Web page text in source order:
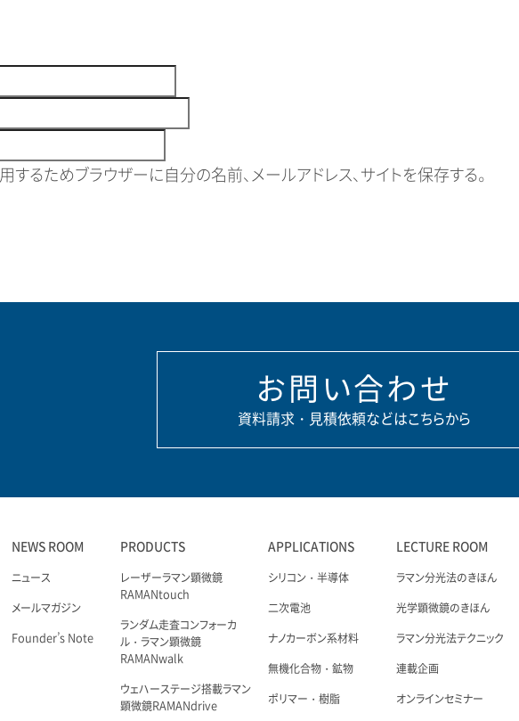
するためブラウザーに自分の名前、メールアドレス、サイトを保存する。
お問い合わせ
資料請求・見積依頼などはこちらから
NEWS ROOM
ニュース
メールマガジン
Founder’s Note
PRODUCTS
レーザーラマン顕微鏡
RAMANtouch
ランダム走査コンフォーカ
ル・ラマン顕微鏡
RAMANwalk
ウェハーステージ搭載ラマン
顕微鏡RAMANdrive
APPLICATIONS
シリコン・半導体
二次電池
ナノカーボン系材料
無機化合物・鉱物
ポリマー・樹脂
LECTURE ROOM
ラマン分光法のきほん
光学顕微鏡のきほん
ラマン分光法テクニック
連載企画
オンラインセミナー